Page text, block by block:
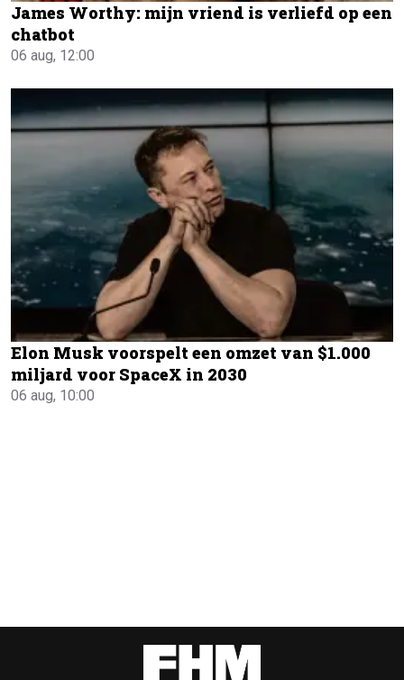
James Worthy: mijn vriend is verliefd op een
chatbot
06 aug, 12:00
Elon Musk voorspelt een omzet van $1.000
miljard voor SpaceX in 2030
06 aug, 10:00